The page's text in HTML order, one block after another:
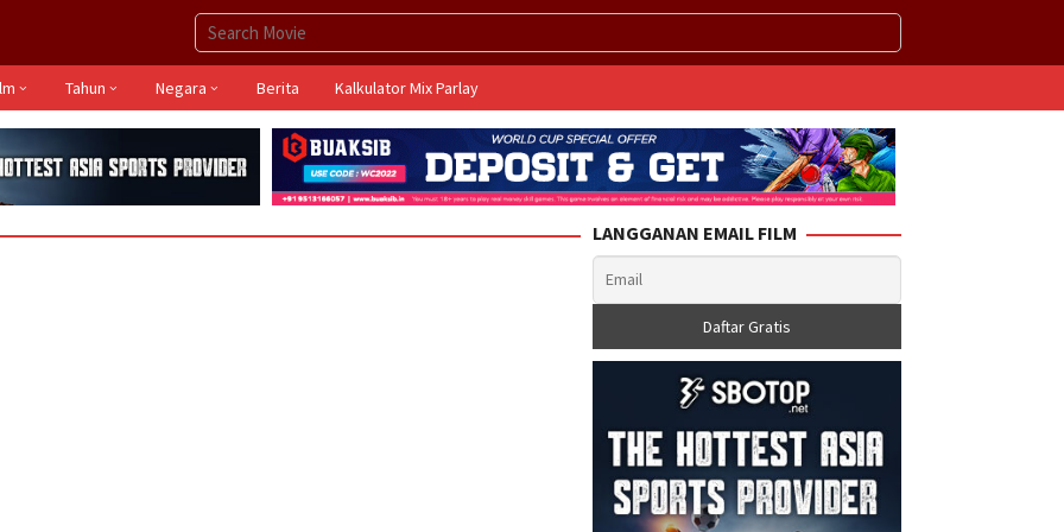
Tahun Negara Berita Kalkulator Mix Parlay
LANGGANAN EMAIL FILM